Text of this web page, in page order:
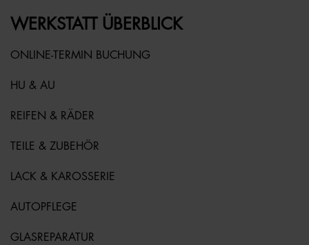
WERKSTATT ÜBERBLICK
ONLINE-TERMIN BUCHUNG
HU & AU
REIFEN & RÄDER
TEILE & ZUBEHÖR
LACK & KAROSSERIE
AUTOPFLEGE
GLASREPARATUR